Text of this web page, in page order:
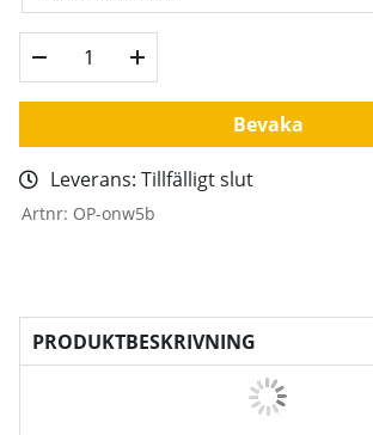
Bevaka
Leverans: Tillfälligt slut
Artnr: OP-onw5b
PRODUKTBESKRIVNING